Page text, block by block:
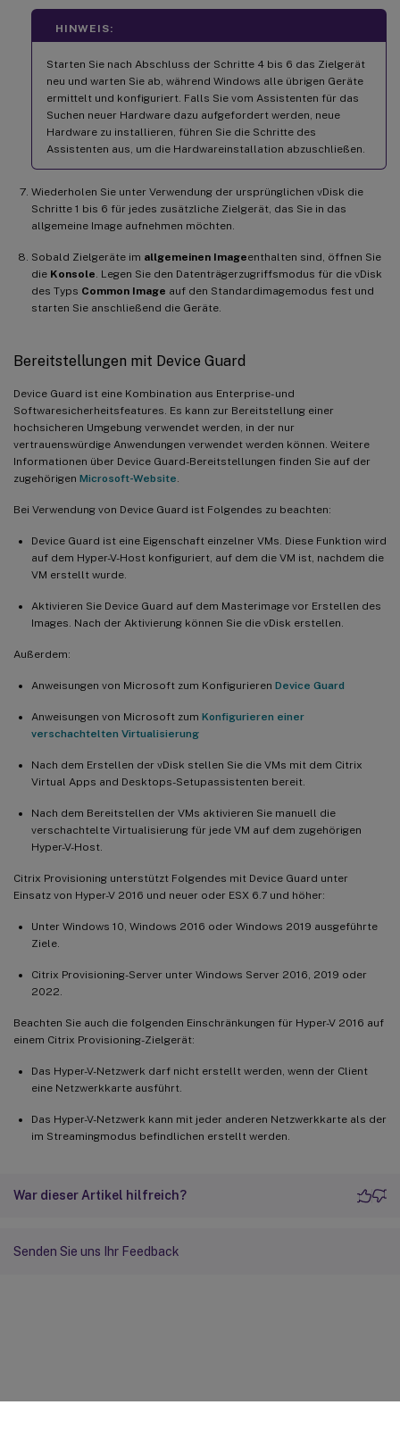
HINWEIS:
Starten Sie nach Abschluss der Schritte 4 bis 6 das Zielgerät
neu und warten Sie ab, während Windows alle übrigen Geräte
ermittelt und konfiguriert. Falls Sie vom Assistenten für das
Suchen neuer Hardware dazu aufgefordert werden, neue
Hardware zu installieren, führen Sie die Schritte des
Assistenten aus, um die Hardwareinstallation abzuschließen.
Wiederholen Sie unter Verwendung der ursprünglichen vDisk die
Schritte 1 bis 6 für jedes zusätzliche Zielgerät, das Sie in das
allgemeine Image aufnehmen möchten.
Sobald Zielgeräte im allgemeinen Imageenthalten sind, öffnen Sie
die Konsole. Legen Sie den Datenträgerzugriffsmodus für die vDisk
des Typs Common Image auf den Standardimagemodus fest und
starten Sie anschließend die Geräte.
Bereitstellungen mit Device Guard
Device Guard ist eine Kombination aus Enterprise- und
Softwaresicherheitsfeatures. Es kann zur Bereitstellung einer
hochsicheren Umgebung verwendet werden, in der nur
vertrauenswürdige Anwendungen verwendet werden können. Weitere
Informationen über Device Guard-Bereitstellungen finden Sie auf der
zugehörigen Microsoft-Website.
Bei Verwendung von Device Guard ist Folgendes zu beachten:
Device Guard ist eine Eigenschaft einzelner VMs. Diese Funktion wird
auf dem Hyper-V-Host konfiguriert, auf dem die VM ist, nachdem die
VM erstellt wurde.
Aktivieren Sie Device Guard auf dem Masterimage vor Erstellen des
Images. Nach der Aktivierung können Sie die vDisk erstellen.
Außerdem:
Anweisungen von Microsoft zum Konfigurieren Device Guard
Anweisungen von Microsoft zum Konfigurieren einer
verschachtelten Virtualisierung
Nach dem Erstellen der vDisk stellen Sie die VMs mit dem Citrix
Virtual Apps and Desktops-Setupassistenten bereit.
Nach dem Bereitstellen der VMs aktivieren Sie manuell die
verschachtelte Virtualisierung für jede VM auf dem zugehörigen
Hyper-V-Host.
Citrix Provisioning unterstützt Folgendes mit Device Guard unter
Einsatz von Hyper-V 2016 und neuer oder ESX 6.7 und höher:
Unter Windows 10, Windows 2016 oder Windows 2019 ausgeführte
Ziele.
Citrix Provisioning-Server unter Windows Server 2016, 2019 oder
2022.
Beachten Sie auch die folgenden Einschränkungen für Hyper-V 2016 auf
einem Citrix Provisioning-Zielgerät:
Das Hyper-V-Netzwerk darf nicht erstellt werden, wenn der Client
eine Netzwerkkarte ausführt.
Das Hyper-V-Netzwerk kann mit jeder anderen Netzwerkkarte als der
im Streamingmodus befindlichen erstellt werden.
War dieser Artikel hilfreich?
Senden Sie uns Ihr Feedback